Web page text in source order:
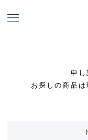
申し
お探しの商品は